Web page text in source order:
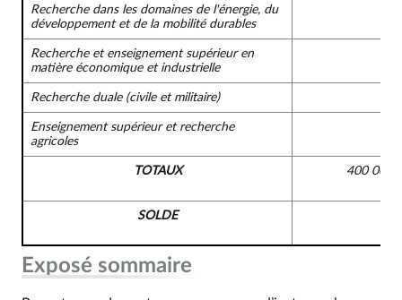
Recherche dans les domaines de l'énergie, du
développement et de la mobilité durables
Recherche et enseignement supérieur en
matière économique et industrielle
Recherche duale (civile et militaire)
Enseignement supérieur et recherche
agricoles
TOTAUX 400 000
SOLDE
Exposé sommaire